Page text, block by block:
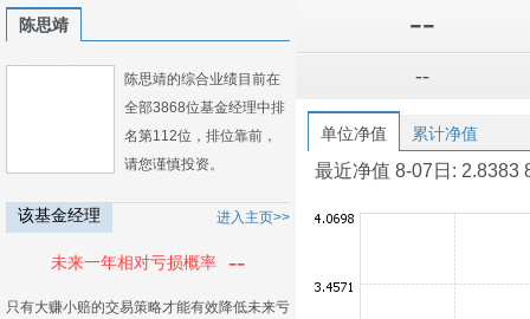
陈思靖
陈思靖的综合业绩目前在
全部3868位基金经理中排
名第112位，排位靠前，
请您谨慎投资。
该基金经理 进入主页>>
未来一年相对亏损概率 --
只有大赚小赔的交易策略才能有效降低未来亏
--
--
单位净值 累计净值
最近净值 8-07日: 2.8383